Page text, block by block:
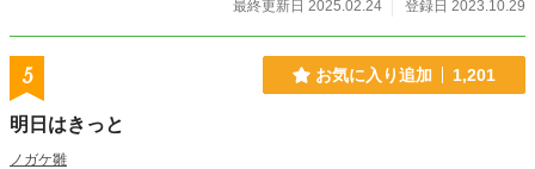
最終更新日 2025.02.24
登録日 2023.10.29
5 お気に入り追加 1,201
明日はきっと
ノガケ雛